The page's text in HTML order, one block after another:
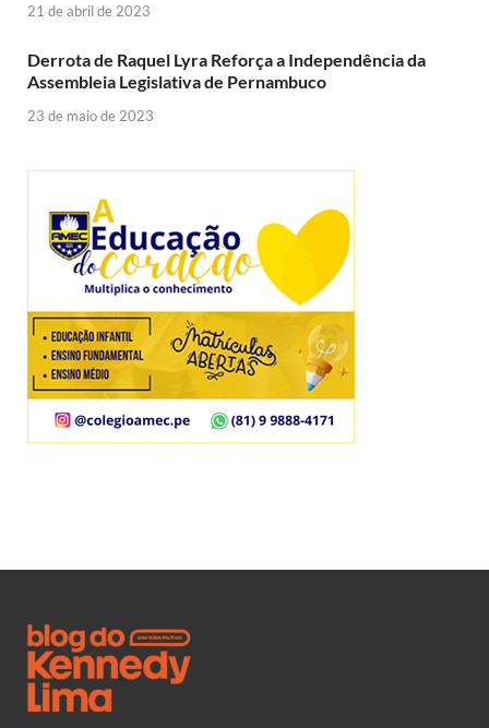
21 de abril de 2023
Derrota de Raquel Lyra Reforça a Independência da
Assembleia Legislativa de Pernambuco
23 de maio de 2023